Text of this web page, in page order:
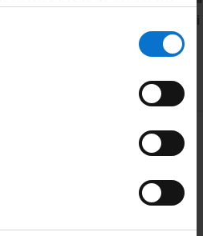
del lloc web de la
de nous models de negoci
MENÚ PEU 1
Política de Cookies
Privacidad y términos